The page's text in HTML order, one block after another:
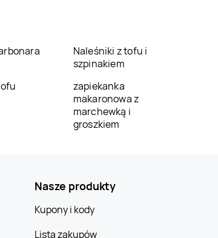
Naleśniki z tofu i
szpinakiem
zapiekanka
makaronowa z
marchewką i
groszkiem
Nasze produkty
Kupony i kody
Lista zakupów